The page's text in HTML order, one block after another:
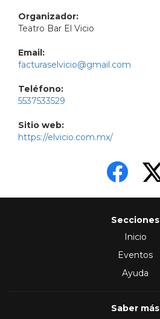
Organizador:
Teatro Bar El Vicio
Email:
facturaselvicio@gmail.com
Teléfono:
5537533529
Sitio web:
https://elvicio.com.mx/
Secciones
Inicio
Eventos
Ayuda
Saber más